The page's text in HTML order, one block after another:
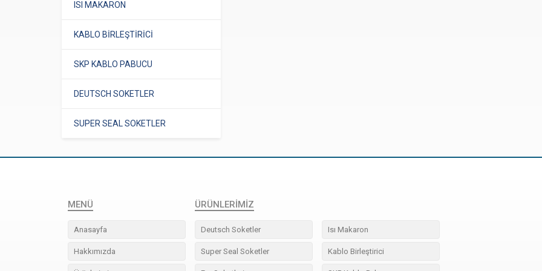
ISI MAKARON
KABLO BİRLEŞTİRİCİ
SKP KABLO PABUCU
DEUTSCH SOKETLER
SUPER SEAL SOKETLER
MENÜ
Anasayfa
Hakkımızda
ÜRÜNLERIMIZ
Deutsch Soketler
Super Seal Soketler
Isı Makaron
Kablo Birleştirici